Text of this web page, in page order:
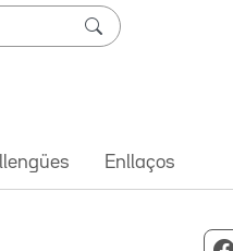
Enllaços